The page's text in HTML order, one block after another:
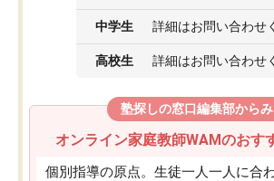
中学生 詳細はお問い合わせ
高校生 詳細はお問い合わせ
塾探しの窓口編集部から
オンライン家庭教師WAMのおす
個別指導の原点。生徒一人一人に合